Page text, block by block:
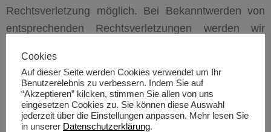
Rechtsverletzung möglich. Bei Bekanntwerden von
entsprechenden Rechtsverletzungen werden wir
Haftung für Links
Unser Angebot enthält Links zu externen Webseiten
Dritter, auf deren Inhalte wir keinen Einfluss haben.
Deshalb können wir für diese fremden Inhalte auch
Cookies
Auf dieser Seite werden Cookies verwendet um Ihr
Benutzerelebnis zu verbessern. Indem Sie auf
“Akzeptieren” kilcken, stimmen Sie allen von uns
eingesetzen Cookies zu. Sie können diese Auswahl
jederzeit über die Einstellungen anpassen. Mehr lesen Sie
in unserer Datenschutzerklärung.